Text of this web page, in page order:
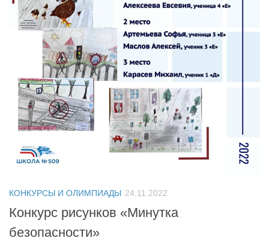
КОНКУРСЫ И ОЛИМПИАДЫ 24.11.2022
Конкурс рисунков «Минутка
безопасности»